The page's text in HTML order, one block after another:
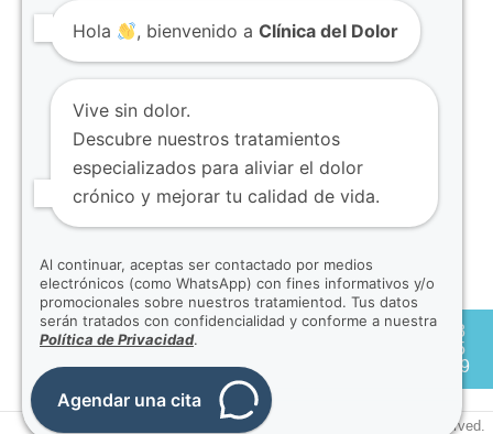
Equipo
Contacto
Términos y
condiciones
Articular
Infiltraciones
Dolor en
Columna
Edificio
CITIMED.
Piso 8,
Ecuador
098 905
Obtener un
diagnóstico
preciso
puede ser
impactantes
098
905
2119
Clínica del Dolor Copyright © 2020. All rights reserved.
Hola , bienvenido aClínica del Dolor
Vive sin dolor.
Descubre nuestros tratamientos
especializados para aliviar el dolor
crónico y mejorar tu calidad de vida.
Al continuar, aceptas ser contactado por medios
electrónicos (como WhatsApp) con fines informativos y/o
promocionales sobre nuestros tratamientod. Tus datos
serán tratados con confidencialidad y conforme a nuestra
Política de Privacidad.
Agendar una cita